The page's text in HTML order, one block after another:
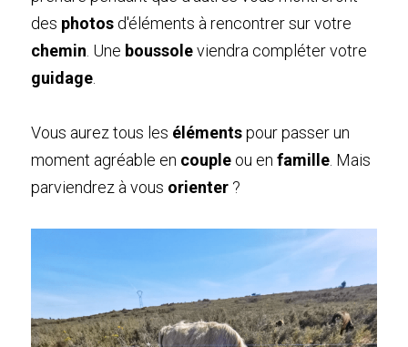
des photos
chemin . Une boussole
guidage
Vous aurez tous les éléments pour passer un
moment agréable en couple ou en famille . Mais
parviendrez à vous orienter ?